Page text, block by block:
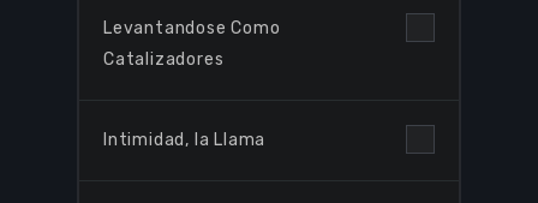
Levantandose Como
Catalizadores
Intimidad, la Llama